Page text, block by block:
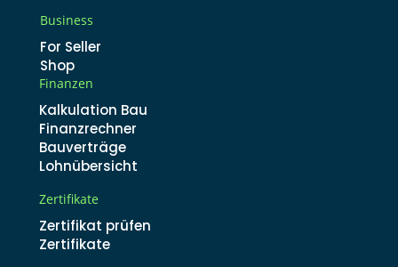
Business
For Seller
Shop
Finanzen
Kalkulation Bau
Finanzrechner
Bauverträge
Lohnübersicht
Zertifikate
Zertifikat prüfen
Zertifikate